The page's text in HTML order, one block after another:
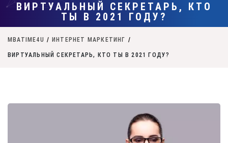
ВИРТУАЛЬНЫЙ СЕКРЕТАРЬ, КТО
ТЫ В 2021 ГОДУ?
MBATIME4U / ИНТЕРНЕТ МАРКЕТИНГ /
ВИРТУАЛЬНЫЙ СЕКРЕТАРЬ, КТО ТЫ В 2021 ГОДУ?